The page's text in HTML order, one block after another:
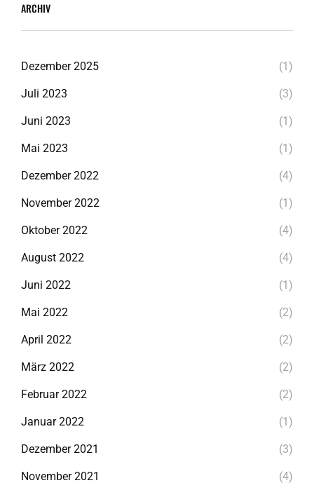
ARCHIV
Dezember 2025 (1)
Juli 2023 (3)
Juni 2023 (1)
Mai 2023 (1)
Dezember 2022 (4)
November 2022 (1)
Oktober 2022 (4)
August 2022 (4)
Juni 2022 (1)
Mai 2022 (2)
April 2022 (2)
März 2022 (2)
Februar 2022 (2)
Januar 2022 (1)
Dezember 2021 (3)
November 2021 (4)